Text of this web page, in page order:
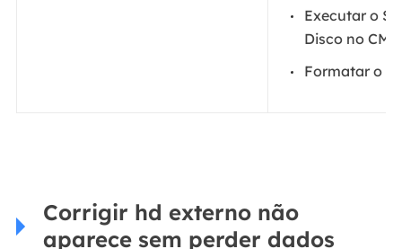
Executar o
Disco no
Formatar o
Corrigir hd externo não
aparece sem perder dados